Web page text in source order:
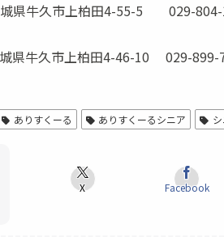
県牛久市上柏田4-55-5 029-804-
県牛久市上柏田4-46-10 029-899-
ありすくーる ありすくーるシニア
X Facebook